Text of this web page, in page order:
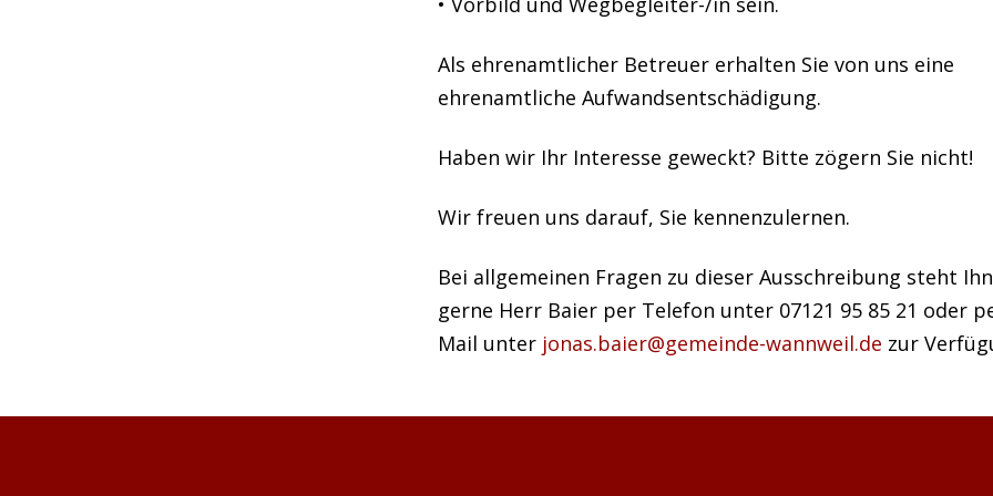
Als ehrenamtlicher Betreuer erhalten Sie von uns eine
ehrenamtliche Aufwandsentschädigung.
Haben wir Ihr Interesse geweckt? Bitte zögern Sie nicht!
Wir freuen uns darauf, Sie kennenzulernen.
Bei allgemeinen Fragen zu dieser Ausschreibung steht
gerne Herr Baier per Telefon unter 07121 95 85 21 oder
Mail unter jonas.baier@gemeinde-wannweil.de zur